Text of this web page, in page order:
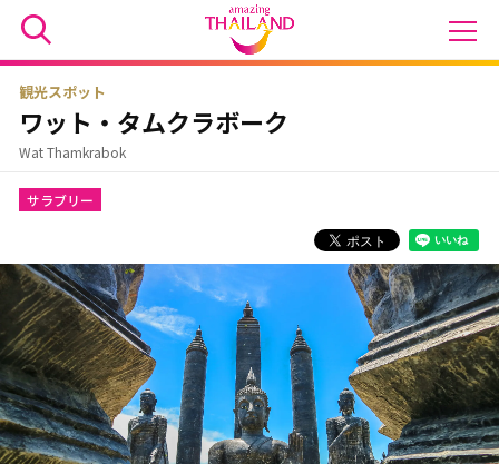
観光スポット
ワット・タムクラボーク
Wat Thamkrabok
サラブリー